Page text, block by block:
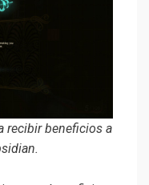
recibir beneficios a